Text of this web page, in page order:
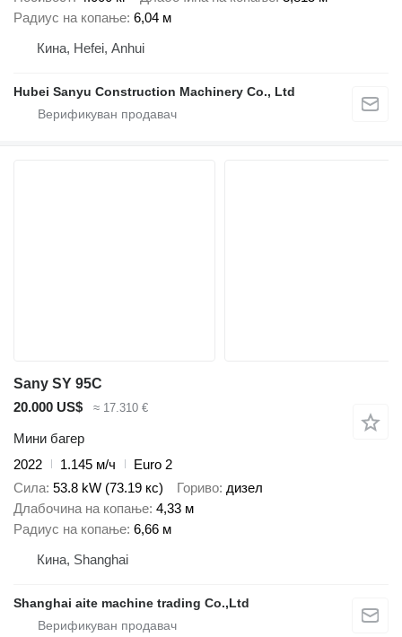
Радиус на копање 6,04 м
Кина, Hefei, Anhui
Hubei Sanyu Construction Machinery Co., Ltd
Sany SY 95C
20.000 US$
≈ 17.310 €
Мини багер
2022
1.145 м/ч
Euro 2
Сила 53.8 kW (73.19 кс) Гориво дизел
Длабочина на копање 4,33 м
Радиус на копање 6,66 м
Кина, Shanghai
Shanghai aite machine trading Co.,Ltd